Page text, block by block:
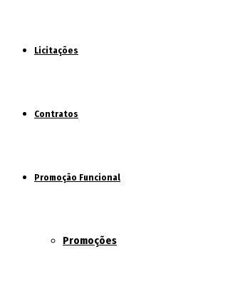
Licitações
Contratos
Promoção Funcional
Promoções